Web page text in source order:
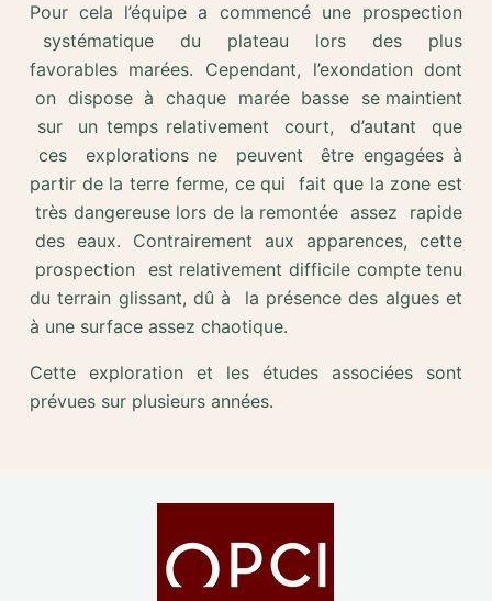
Pour cela l’équipe a commencé une prospection
systématique du plateau lors des plus
favorables marées. Cependant, l’exondation dont
on dispose à chaque marée basse se maintient
sur un temps relativement court, d’autant que
ces explorations ne peuvent être engagées à
partir de la terre ferme, ce qui fait que la zone est
très dangereuse lors de la remontée assez rapide
des eaux. Contrairement aux apparences, cette
prospection est relativement difficile compte tenu
du terrain glissant, dû à la présence des algues et
à une surface assez chaotique.
Cette exploration et les études associées sont
prévues sur plusieurs années.